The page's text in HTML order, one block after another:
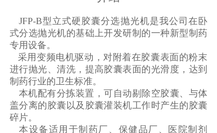
JFP-B型立式硬胶囊分选抛光机是我公司在卧
式分选抛光机的基础上开发研制的一种新型制药
专用设备。
采用变频电机驱动，对附着在胶囊表面的粉末
进行抛光、清洗，提高胶囊表面的光滑度，达到
制药行业的卫生标准。
本机配有分拣装置，可自动剔除空胶囊、与体
盖分离的胶囊以及胶囊灌装机工作时产生的胶囊
碎片。
本设备适用于制药厂、保健品厂、医院制剂